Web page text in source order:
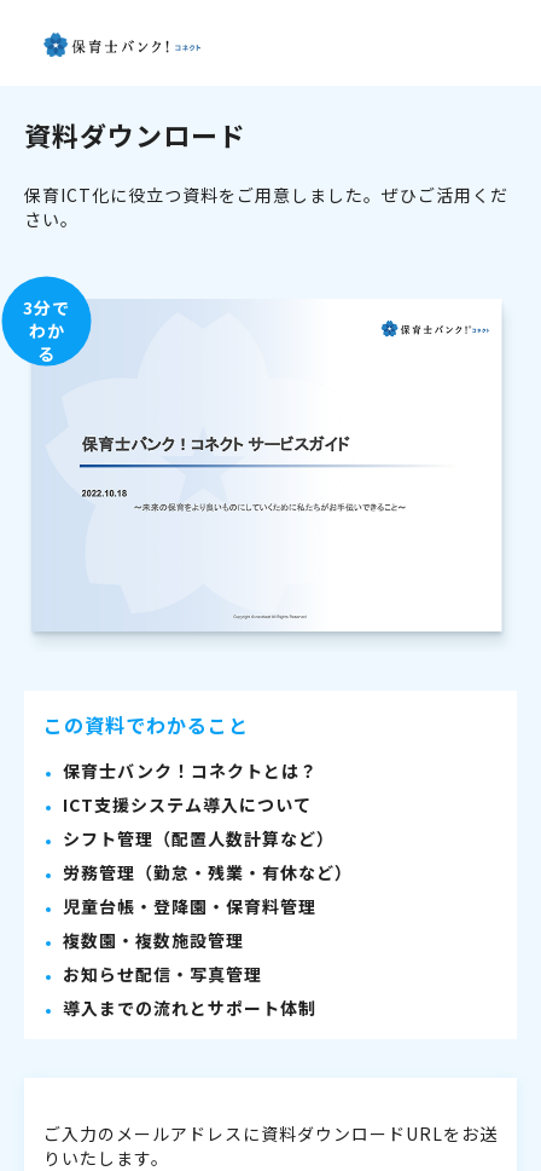
資料ダウンロード
保育ICT化に役立つ資料をご用意しました。ぜひご活用くだ
さい。
3分で
わか
る
この資料でわかること
保育士バンク！コネクトとは？
ICT支援システム導入について
シフト管理（配置人数計算など）
労務管理（勤怠・残業・有休など）
児童台帳・登降園・保育料管理
複数園・複数施設管理
お知らせ配信・写真管理
導入までの流れとサポート体制
ご入力のメールアドレスに資料ダウンロードURLをお送
りいたします。